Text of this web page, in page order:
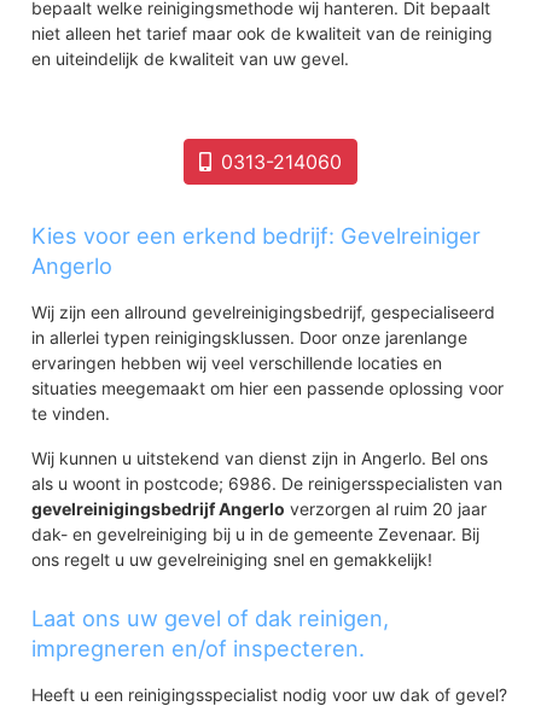
bepaalt welke reinigingsmethode wij hanteren. Dit bepaalt
niet alleen het tarief maar ook de kwaliteit van de reiniging
en uiteindelijk de kwaliteit van uw gevel.
0313-214060
Kies voor een erkend bedrijf: Gevelreiniger
Angerlo
Wij zijn een allround gevelreinigingsbedrijf, gespecialiseerd
in allerlei typen reinigingsklussen. Door onze jarenlange
ervaringen hebben wij veel verschillende locaties en
situaties meegemaakt om hier een passende oplossing voor
te vinden.
Wij kunnen u uitstekend van dienst zijn in Angerlo. Bel ons
als u woont in postcode; 6986. De reinigersspecialisten van
gevelreinigingsbedrijf Angerlo verzorgen al ruim 20 jaar
dak- en gevelreiniging bij u in de gemeente Zevenaar. Bij
ons regelt u uw gevelreiniging snel en gemakkelijk!
Laat ons uw gevel of dak reinigen,
impregneren en/of inspecteren.
Heeft u een reinigingsspecialist nodig voor uw dak of gevel?